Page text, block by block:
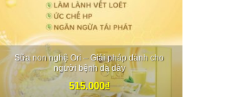
Sữa non nghệ Ori – Giải pháp dành cho
người bệnh dạ dày
515.000₫